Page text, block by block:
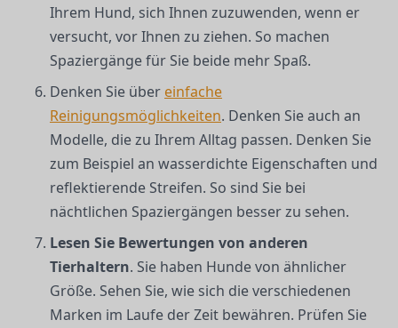
Ihrem Hund, sich Ihnen zuzuwenden, wenn er
versucht, vor Ihnen zu ziehen. So machen
Spaziergänge für Sie beide mehr Spaß.
Denken Sie über einfache
Reinigungsmöglichkeiten. Denken Sie auch an
Modelle, die zu Ihrem Alltag passen. Denken Sie
zum Beispiel an wasserdichte Eigenschaften und
reflektierende Streifen. So sind Sie bei
nächtlichen Spaziergängen besser zu sehen.
Lesen Sie Bewertungen von anderen
Tierhaltern. Sie haben Hunde von ähnlicher
Größe. Sehen Sie, wie sich die verschiedenen
Marken im Laufe der Zeit bewähren. Prüfen Sie